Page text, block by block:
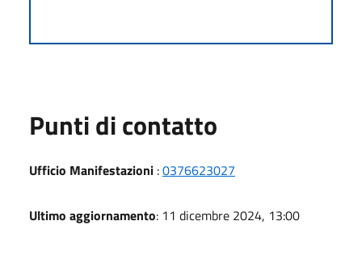
Punti di contatto
Ufficio Manifestazioni :0376623027
Ultimo aggiornamento: 11 dicembre 2024, 13:00